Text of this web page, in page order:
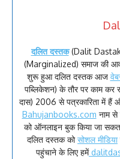
दलित दस्तक (Dalit
(Marginalized) समाज की
शुरू हुआ दलित दस्तक आज
पब्लिकेशन) के तौर पर काम कर
दास) 2006 से पत्रकारिता में हैं
Bahujanbooks.com नाम से
को ऑनलाइन बुक किया जा
दलित दस्तक कोसोशल मीडिया
पहुंचाने के लिए हमें